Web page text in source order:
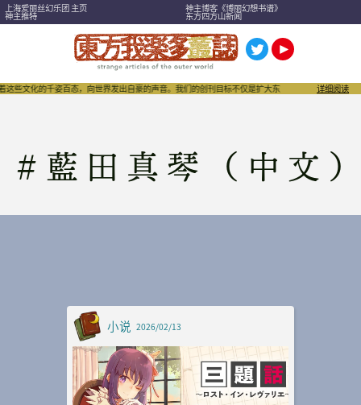
上海爱丽丝幻乐团 主页 神主博客《博丽幻想书谱》
神主推特 东方四方山新闻
文化的千姿百态，向世界发出自豪的声音。我们的创刊目标不仅是扩大东方Project，也希望
详细阅读
# 藍田真琴（中文
小说 2026/02/13